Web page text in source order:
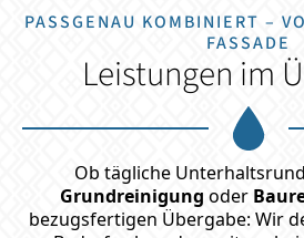
PASSGENAU KOMBINIERT –
FASSADE
Leistungen im
Ob tägliche
Grundreinigung oder
bezugsfertigen Übergabe: Wir